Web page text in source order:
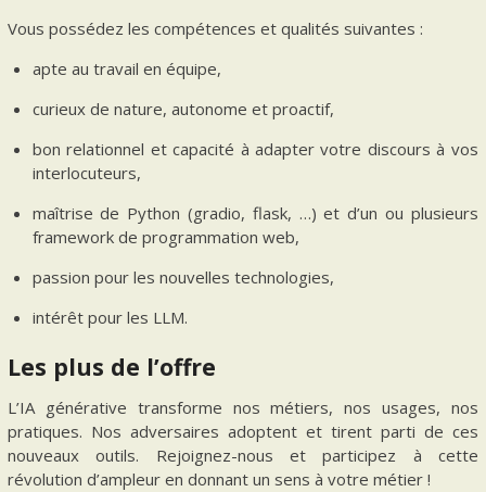
Vous possédez les compétences et qualités suivantes :
apte au travail en équipe,
curieux de nature, autonome et proactif,
bon relationnel et capacité à adapter votre discours à vos
interlocuteurs,
maîtrise de Python (gradio, flask, …) et d’un ou plusieurs
framework de programmation web,
passion pour les nouvelles technologies,
intérêt pour les LLM.
Les plus de l’offre
L’IA générative transforme nos métiers, nos usages, nos
pratiques. Nos adversaires adoptent et tirent parti de ces
nouveaux outils. Rejoignez-nous et participez à cette
révolution d’ampleur en donnant un sens à votre métier !